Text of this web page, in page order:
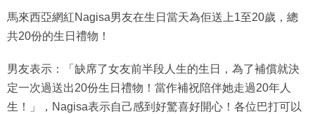
馬來西亞網紅Nagisa男友在生日當天為佢送上1至20歲，總
共20份的生日禮物！
男友表示：「缺席了女友前半段人生的生日，為了補償就決
定一次過送出20份生日禮物！當作補祝陪伴她走過20年人
生！」，Nagisa表示自己感到好驚喜好開心！各位巴打可以